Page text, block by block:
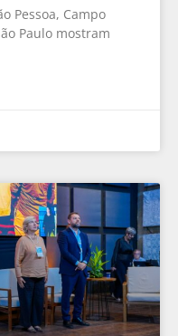
Pessoa, Campo
Paulo mostram